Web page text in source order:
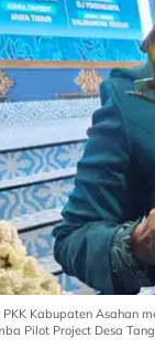
PKK Kabupaten Asahan
Pilot Project Desa